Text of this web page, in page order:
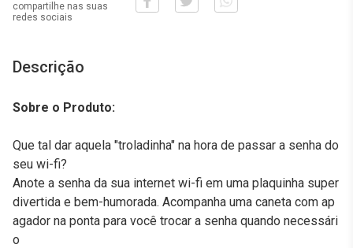
compartilhe nas suas
redes sociais
Descrição
Sobre o Produto:
Que tal dar aquela "troladinha" na hora de passar a senha do
seu wi-fi?
Anote a senha da sua internet wi-fi em uma plaquinha super
divertida e bem-humorada. Acompanha uma caneta com ap
agador na ponta para você trocar a senha quando necessári
o